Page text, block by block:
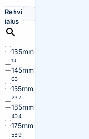
Rehvi
laius
135mm
13
145mm
66
155mm
237
165mm
404
175mm
589